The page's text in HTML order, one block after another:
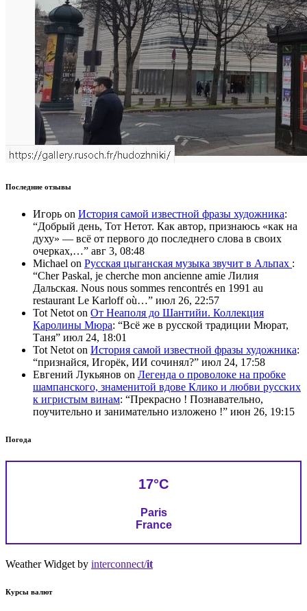
Последние отзывы
Игорь on История самой известной фразы художника:
“Добрый день, Тот Нетот. Как автор, признаюсь «как на
духу» — всё от первого до последнего слова в своих
очерках,…” авг 3, 08:48
Michael on Русская цыганская музыка звучит в Альпах :
“Cher Paskal, je cherche mon ancienne amie Лилия
Дальская. Nous nous sommes rencontrés en 1991 au
restaurant Le Karloff où…” июл 26, 22:57
Tot Netot on От Неаполя до Шантийи. Коллекция
Каролины Мюра: “Всё же в русской традиции Мюрат,
Таня” июл 24, 18:01
Tot Netot on История самой известной фразы художника:
“признайся, Игорёк, ИИ сочинял?” июл 24, 17:58
Евгений Лукьянов on Легенда о проволоке на пробке
шампанского, знаменитой вдове Клико и любви русских
к игристым винам: “Прекрасно ! Познавательно,
поучительно и занимательно изложено !” июн 26, 19:15
Погода
17°C
Paris
France
Weather Widget by interconnect/it
Курсы валют